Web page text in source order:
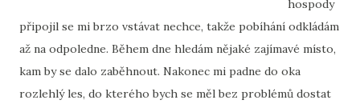
hospody
připojil se mi brzo vstávat nechce, takže pobíhání odkládám
až na odpoledne. Během dne hledám nějaké zajímavé místo,
kam by se dalo zaběhnout. Nakonec mi padne do oka
rozlehlý les, do kterého bych se měl bez problémů dostat